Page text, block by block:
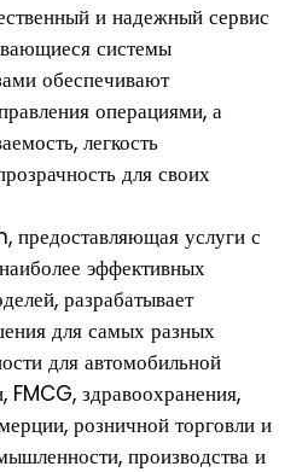
и надежный сервис
системы
обеспечивают
операциями, а
легкость
для своих
предоставляющая услуги с
эффективных
разрабатывает
для самых разных
для автомобильной
здравоохранения,
розничной торговли и
производства и